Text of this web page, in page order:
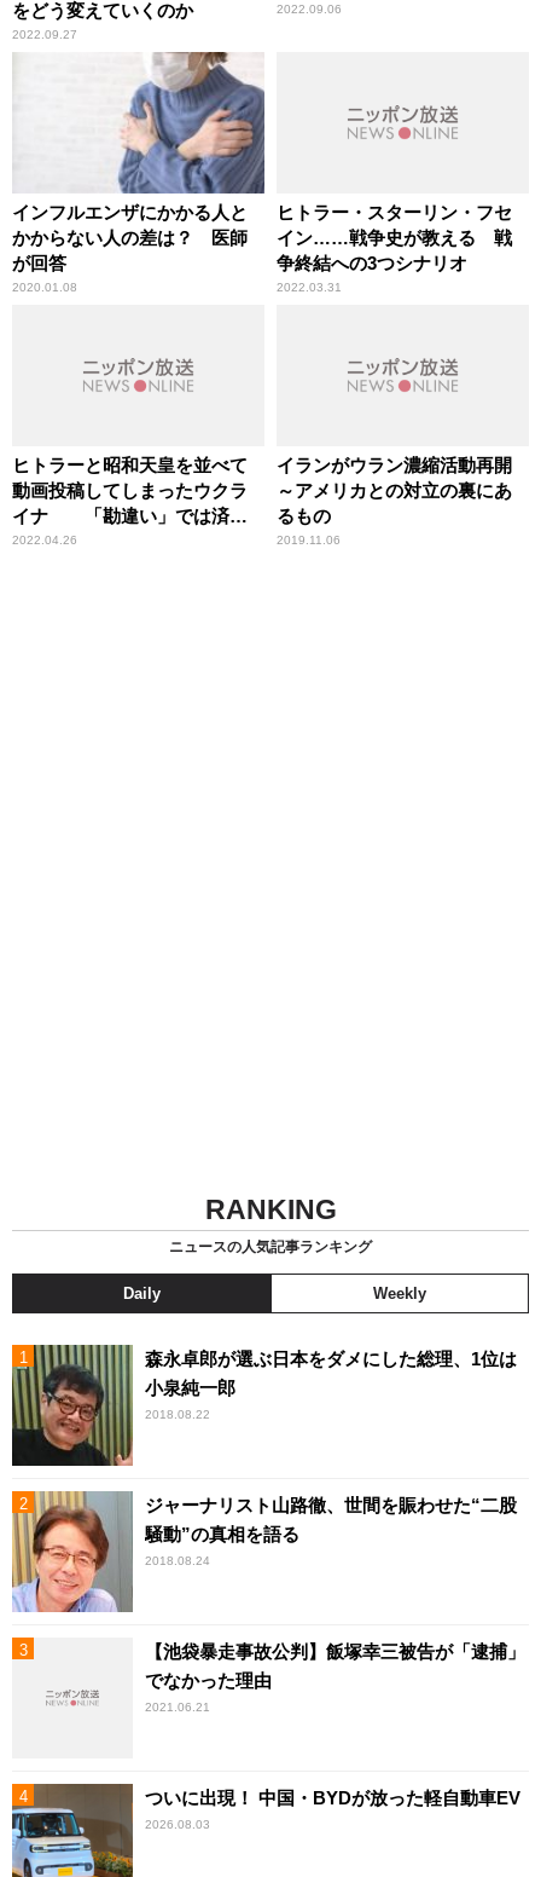
をどう変えていくのか
2022.09.27
2022.09.06
インフルエンザにかかる人と
かからない人の差は？ 医師
が回答
2020.01.08
ヒトラー・スターリン・フセ
イン……戦争史が教える 戦
争終結への3つシナリオ
2022.03.31
ヒトラーと昭和天皇を並べて
動画投稿してしまったウクラ
イナ 「勘違い」では済ま
ないあまりにも不幸な誤り
2022.04.26
イランがウラン濃縮活動再開
～アメリカとの対立の裏にあ
るもの
2019.11.06
RANKING
ニュースの人気記事ランキング
Daily Weekly
森永卓郎が選ぶ日本をダメにした総理、1位は
小泉純一郎
2018.08.22
ジャーナリスト山路徹、世間を賑わせた“二股
騒動”の真相を語る
2018.08.24
【池袋暴走事故公判】飯塚幸三被告が「逮捕」
でなかった理由
2021.06.21
ついに出現！ 中国・BYDが放った軽自動車EV
2026.08.03